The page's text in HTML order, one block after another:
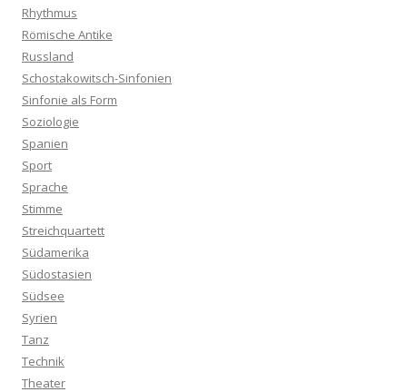
Rhythmus
Römische Antike
Russland
Schostakowitsch-Sinfonien
Sinfonie als Form
Soziologie
Spanien
Sport
Sprache
Stimme
Streichquartett
Südamerika
Südostasien
Südsee
Syrien
Tanz
Technik
Theater